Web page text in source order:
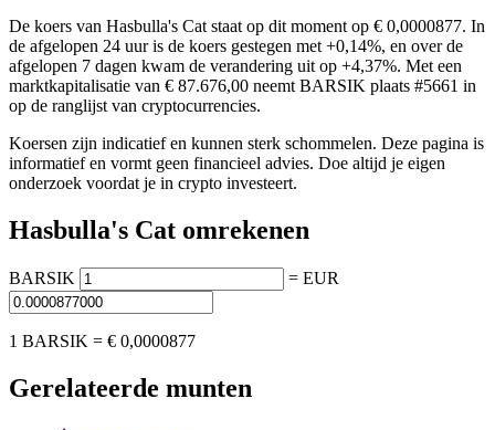
De koers van Hasbulla's Cat staat op dit moment op € 0,0000877. In
de afgelopen 24 uur is de koers gestegen met +0,14%, en over de
afgelopen 7 dagen kwam de verandering uit op +4,37%. Met een
marktkapitalisatie van € 87.676,00 neemt BARSIK plaats #5661 in
op de ranglijst van cryptocurrencies.
Koersen zijn indicatief en kunnen sterk schommelen. Deze pagina is
informatief en vormt geen financieel advies. Doe altijd je eigen
onderzoek voordat je in crypto investeert.
Hasbulla's Cat omrekenen
BARSIK = EUR
1 BARSIK = € 0,0000877
Gerelateerde munten